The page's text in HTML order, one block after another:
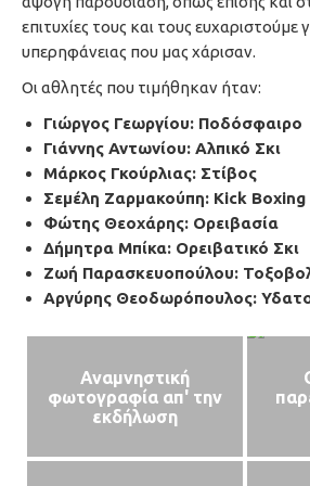
επιτυχίες τους και τους ευχαριστούμε
υπερηφάνειας που μας χάρισαν.
Οι αθλητές που τιμήθηκαν ήταν:
Γιώργος Γεωργίου: Ποδόσφαιρο
Γιάννης Αντωνίου: Αλπικό Σκι
Μάρκος Γκούρλιας: Στίβος
Σεμέλη Ζαρμακούπη: Kick Boxing
Φώτης Θεοχάρης: Ορειβασία
Δήμητρα Μπίκα: Ορειβατικό Σκι
Ζωή Παρασκευοπούλου:
Αργύρης Θεοδωρόπουλος:
Αναμνηστική
φωτογραφία απ' την
εκδήλωση